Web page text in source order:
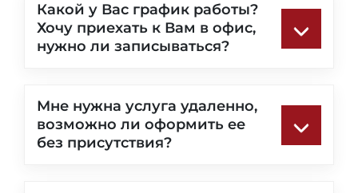
Какой у Вас график работы?
Хочу приехать к Вам в офис,
нужно ли записываться?
Мне нужна услуга удаленно,
возможно ли оформить ee
без присутствия?